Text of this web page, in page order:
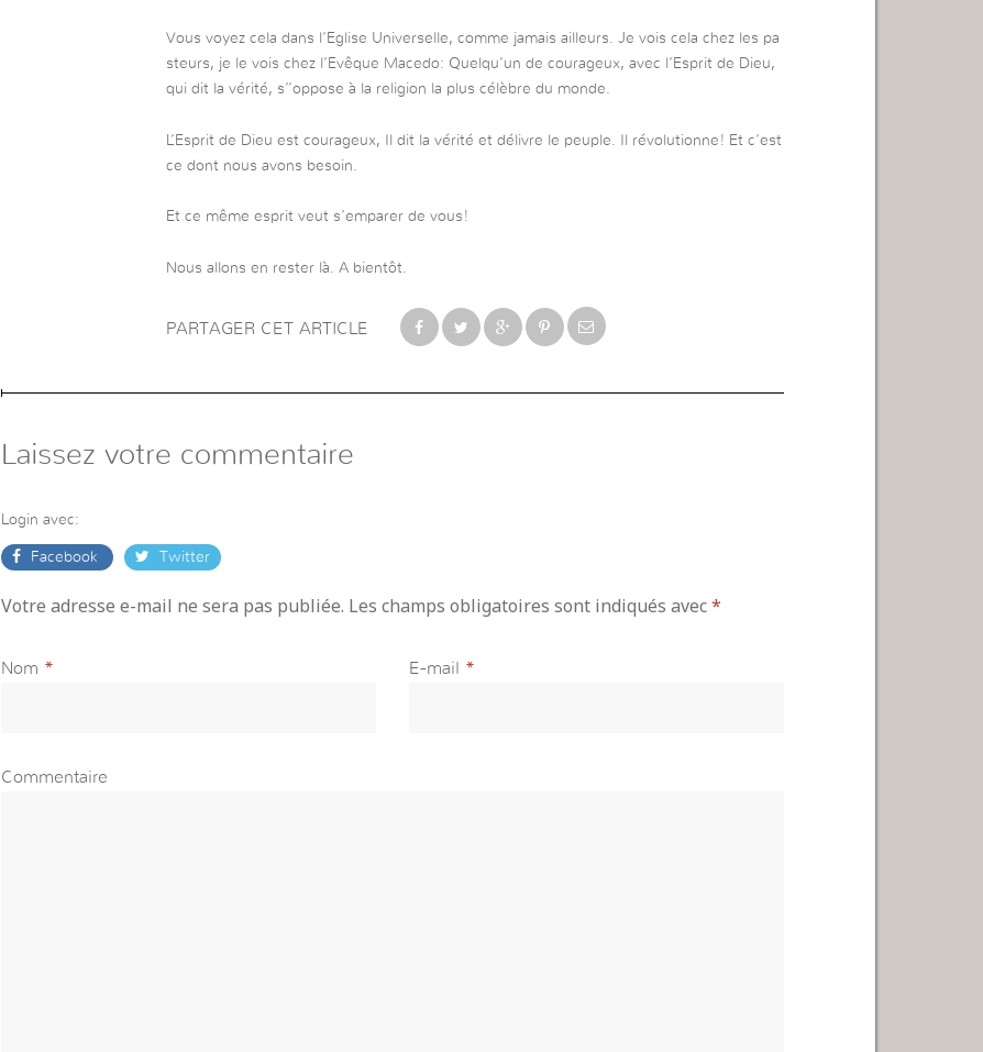
Vous voyez cela dans l’Eglise Universelle, comme jamais ailleurs. Je vois cela chez les pa
steurs, je le vois chez l’Evêque Macedo: Quelqu’un de courageux, avec l’Esprit de Dieu,
qui dit la vérité, s’’oppose à la religion la plus célèbre du monde.
L’Esprit de Dieu est courageux, Il dit la vérité et délivre le peuple. Il révolutionne! Et c’est
ce dont nous avons besoin.
Et ce même esprit veut s’emparer de vous!
Nous allons en rester là. A bientôt.
PARTAGER CET ARTICLE
Laissez votre commentaire
Login avec:
Facebook Twitter
Votre adresse e-mail ne sera pas publiée. Les champs obligatoires sont indiqués avec*
Nom * E-mail *
Commentaire